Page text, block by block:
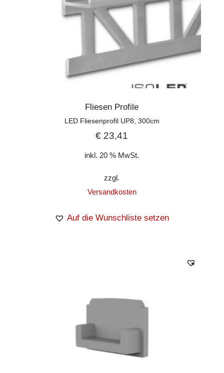
Fliesen Profile
LED Fliesenprofil UP8, 300cm
€ 23,41
inkl. 20 % MwSt.
zzgl.
Versandkosten
Auf die Wunschliste setzen